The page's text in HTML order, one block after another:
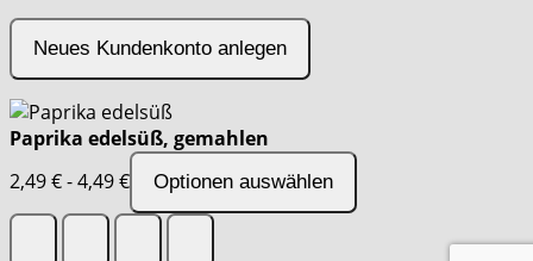
Neues Kundenkonto anlegen
Paprika edelsüß, gemahlen
2,49€-4,49€ Optionen auswählen